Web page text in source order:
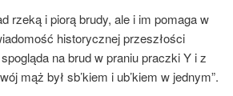
rzeką i piorą brudy, ale i im pomaga w
historycznej przeszłości
na brud w praniu praczki Y i z
mąż był sb’kiem i ub’kiem w jednym”.